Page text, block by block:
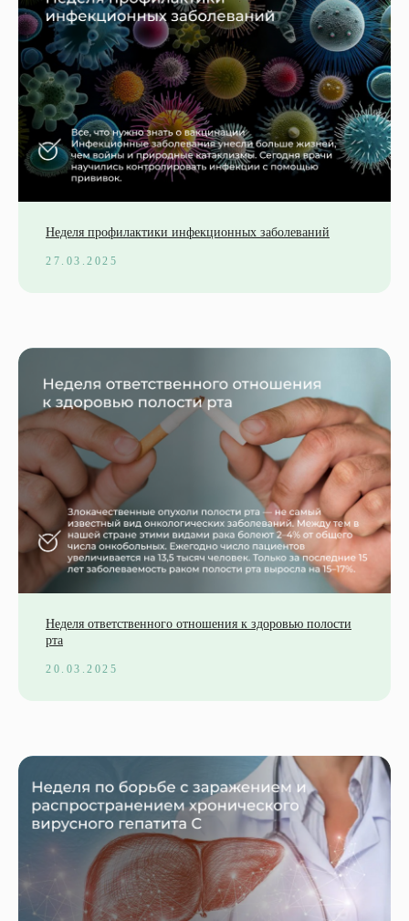
Неделя профилактики инфекционных заболеваний
27.03.2025
Неделя ответственного отношения к здоровью полости
рта
20.03.2025